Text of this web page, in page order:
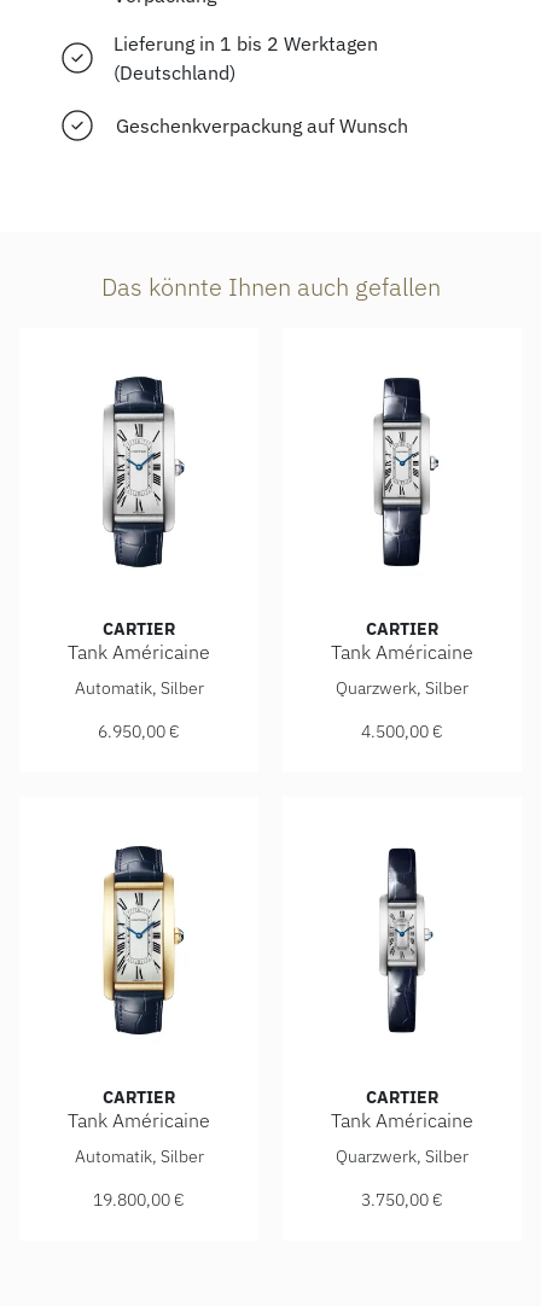
Lieferung in 1 bis 2 Werktagen
(Deutschland)
Geschenkverpackung auf Wunsch
Das könnte Ihnen auch gefallen
CARTIER
Tank Américaine
Cartier Tank Américaine, Ref: WSTA0083, Preis: 6.950,00 €
Automatik, Silber
6.950,00 €
CARTIER
Tank Américaine
Cartier Tank Américaine,
Quarzwerk, Silber
4.500,00 €
CARTIER
Tank Américaine
Cartier Tank Américaine, Ref: WGTA0300, Preis: 19.800,00
Automatik, Silber
19.800,00 €
CARTIER
Tank Américaine
Cartier Tank Américaine,
Quarzwerk, Silber
3.750,00 €